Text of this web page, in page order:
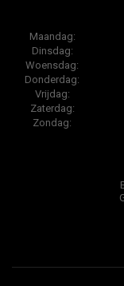
Maandag:
Dinsdag:
Woensdag:
Donderdag:
Vrijdag:
Zaterdag:
Zondag: